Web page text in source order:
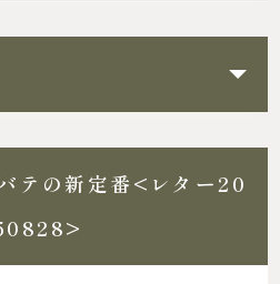
テの新定番<レター20